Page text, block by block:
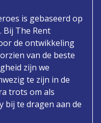
is gebaseerd op
Bij The Rent
de ontwikkeling
van de beste
zijn we
te zijn in de
trots om als
bij te dragen aan de